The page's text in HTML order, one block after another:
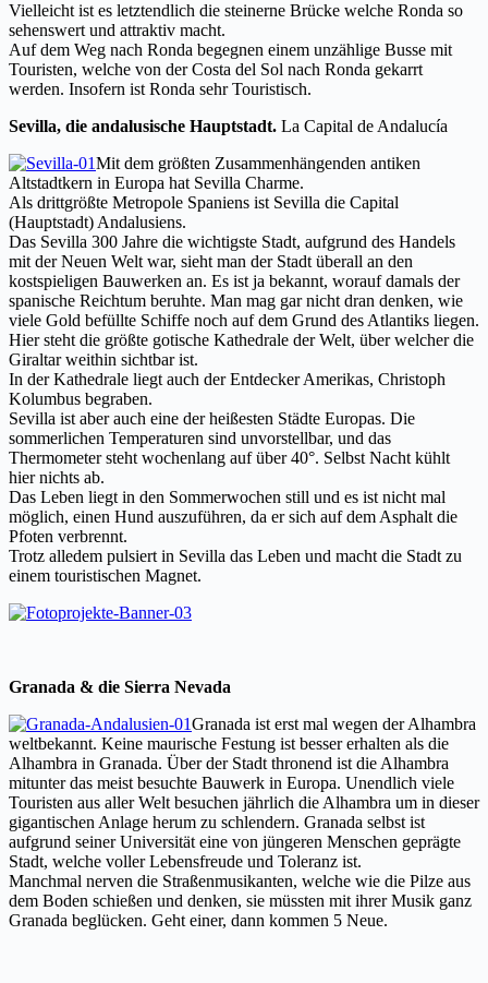
Vielleicht ist es letztendlich die steinerne Brücke welche Ronda so
sehenswert und attraktiv macht.
Auf dem Weg nach Ronda begegnen einem unzählige Busse mit
Touristen, welche von der Costa del Sol nach Ronda gekarrt
werden. Insofern ist Ronda sehr Touristisch.
Sevilla, die andalusische Hauptstadt. La Capital de Andalucía
Mit dem größten Zusammenhängenden antiken
Altstadtkern in Europa hat Sevilla Charme.
Als drittgrößte Metropole Spaniens ist Sevilla die Capital
(Hauptstadt) Andalusiens.
Das Sevilla 300 Jahre die wichtigste Stadt, aufgrund des Handels
mit der Neuen Welt war, sieht man der Stadt überall an den
kostspieligen Bauwerken an. Es ist ja bekannt, worauf damals der
spanische Reichtum beruhte. Man mag gar nicht dran denken, wie
viele Gold befüllte Schiffe noch auf dem Grund des Atlantiks liegen.
Hier steht die größte gotische Kathedrale der Welt, über welcher die
Giraltar weithin sichtbar ist.
In der Kathedrale liegt auch der Entdecker Amerikas, Christoph
Kolumbus begraben.
Sevilla ist aber auch eine der heißesten Städte Europas. Die
sommerlichen Temperaturen sind unvorstellbar, und das
Thermometer steht wochenlang auf über 40°. Selbst Nacht kühlt
hier nichts ab.
Das Leben liegt in den Sommerwochen still und es ist nicht mal
möglich, einen Hund auszuführen, da er sich auf dem Asphalt die
Pfoten verbrennt.
Trotz alledem pulsiert in Sevilla das Leben und macht die Stadt zu
einem touristischen Magnet.
Granada & die Sierra Nevada
Granada ist erst mal wegen der Alhambra
weltbekannt. Keine maurische Festung ist besser erhalten als die
Alhambra in Granada. Über der Stadt thronend ist die Alhambra
mitunter das meist besuchte Bauwerk in Europa. Unendlich viele
Touristen aus aller Welt besuchen jährlich die Alhambra um in dieser
gigantischen Anlage herum zu schlendern. Granada selbst ist
aufgrund seiner Universität eine von jüngeren Menschen geprägte
Stadt, welche voller Lebensfreude und Toleranz ist.
Manchmal nerven die Straßenmusikanten, welche wie die Pilze aus
dem Boden schießen und denken, sie müssten mit ihrer Musik ganz
Granada beglücken. Geht einer, dann kommen 5 Neue.